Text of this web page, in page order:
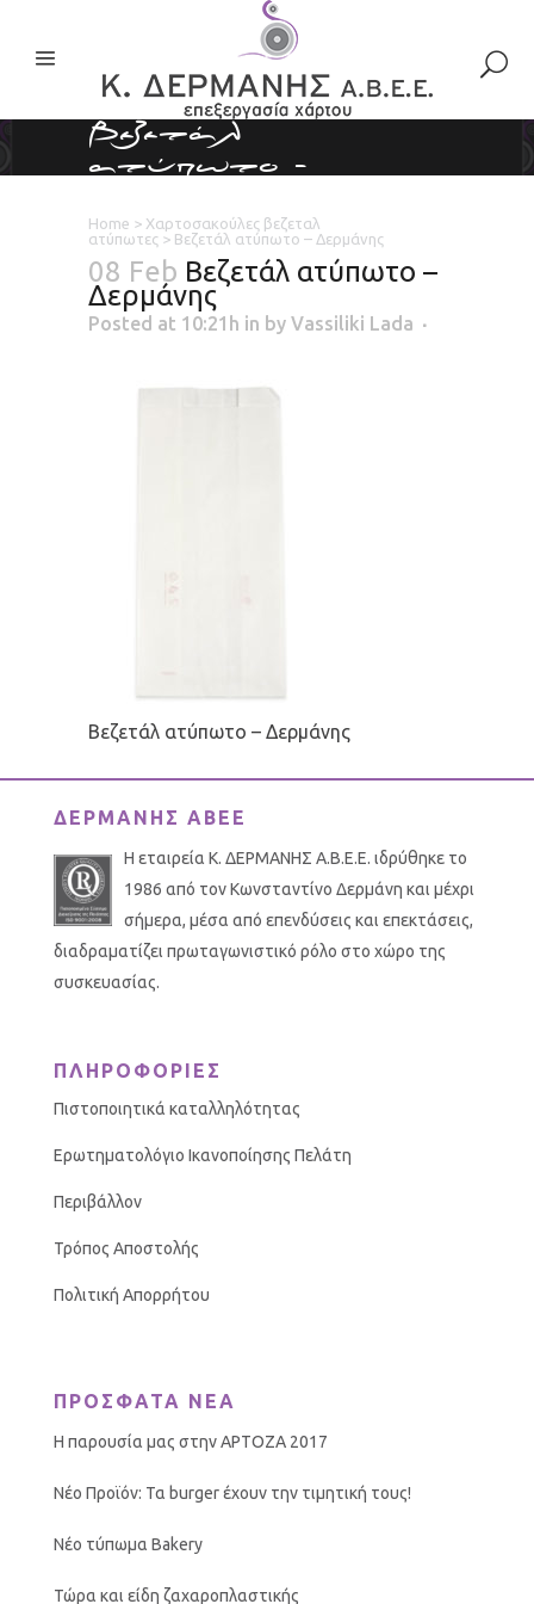
Βεζετάλ
ατύπωτο –
Home > Χαρτοσακούλες βεζεταλ
ατύπωτες > Βεζετάλ ατύπωτο – Δερμάνης
08 Feb Βεζετάλ ατύπωτο –
Δερμάνης
Posted at 10:21h in by Vassiliki Lada
Βεζετάλ ατύπωτο – Δερμάνης
ΔΕΡΜΑΝΗΣ ΑΒΕΕ
Η εταιρεία Κ. ΔΕΡΜΑΝΗΣ Α.Β.Ε.Ε. ιδρύθηκε το
1986 από τον Κωνσταντίνο Δερμάνη και μέχρι
σήμερα, μέσα από επενδύσεις και επεκτάσεις,
διαδραματίζει πρωταγωνιστικό ρόλο στο χώρο της
συσκευασίας.
ΠΛΗΡΟΦΟΡΙΕΣ
Πιστοποιητικά καταλληλότητας
Ερωτηματολόγιο Ικανοποίησης Πελάτη
Περιβάλλον
Τρόπος Αποστολής
Πολιτική Απορρήτου
ΠΡΟΣΦΑΤΑ ΝΕΑ
Η παρουσία μας στην ΑΡΤΟΖΑ 2017
Νέο Προϊόν: Τα burger έχουν την τιμητική τους!
Νέο τύπωμα Bakery
Τώρα και είδη ζαχαροπλαστικής